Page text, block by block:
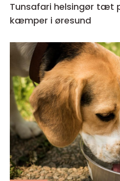
Tunsafari helsingør tæt på nordatlantiske
kæmper i øresund